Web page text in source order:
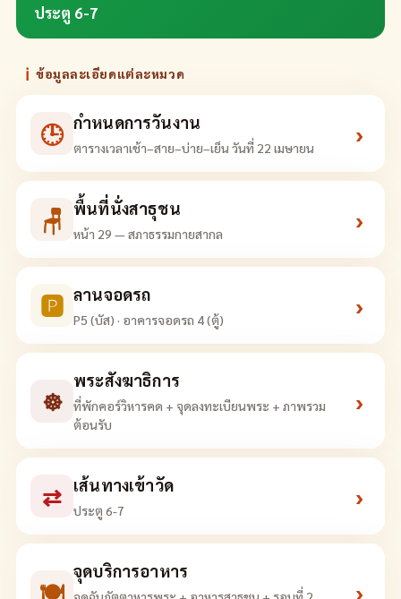
ประตู 6-7
ℹ ข้อมูลละเอียดแต่ละหมวด
🕒 กำหนดการวันงาน
ตารางเวลาเช้า–สาย–บ่าย–เย็น วันที่ 22 เมษายน ›
🪑 พื้นที่นั่งสาธุชน
หน้า 29 — สภาธรรมกายสากล ›
🅿 ลานจอดรถ
P5 (บัส) · อาคารจอดรถ 4 (ตู้) ›
☸
พระสังฆาธิการ
ที่พักคอร์วิหารคด + จุดลงทะเบียนพระ + ภาพรวม
ต้อนรับ
›
⇄ เส้นทางเข้าวัด
ประตู 6-7 ›
🍽
จุดบริการอาหาร
›